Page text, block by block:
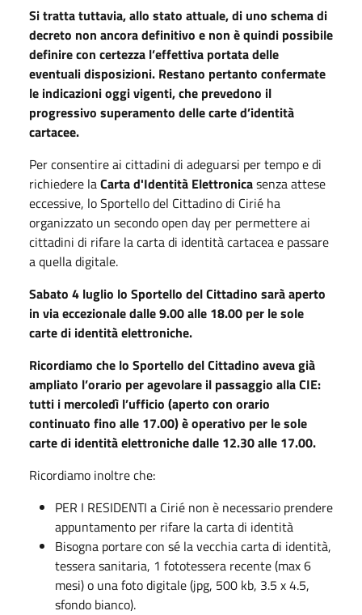
Si tratta tuttavia, allo stato attuale, di uno schema di
decreto non ancora definitivo e non è quindi possibile
definire con certezza l’effettiva portata delle
eventuali disposizioni. Restano pertanto confermate
le indicazioni oggi vigenti, che prevedono il
progressivo superamento delle carte d’identità
cartacee.
Per consentire ai cittadini di adeguarsi per tempo e di
richiedere laCarta d'Identità Elettronicasenza attese
eccessive, lo Sportello del Cittadino di Cirié ha
organizzato un secondo open day per permettere ai
cittadini di rifare la carta di identità cartacea e passare
a quella digitale.
Sabato 4 luglio lo Sportello del Cittadino sarà aperto
in via eccezionale dalle 9.00 alle 18.00 per le sole
carte di identità elettroniche.
Ricordiamo che lo Sportello del Cittadino aveva già
ampliato l’orario per agevolare il passaggio alla CIE:
tutti i mercoledì l’ufficio (aperto con orario
continuato fino alle 17.00) è operativo per le sole
carte di identità elettroniche dalle 12.30 alle 17.00.
Ricordiamo inoltre che:
PER I RESIDENTI a Cirié non è necessario prendere
appuntamento per rifare la carta di identità
Bisogna portare con sé la vecchia carta di identità,
tessera sanitaria, 1 fototessera recente (max 6
mesi) o una foto digitale (jpg, 500 kb, 3.5 x 4.5,
sfondo bianco).